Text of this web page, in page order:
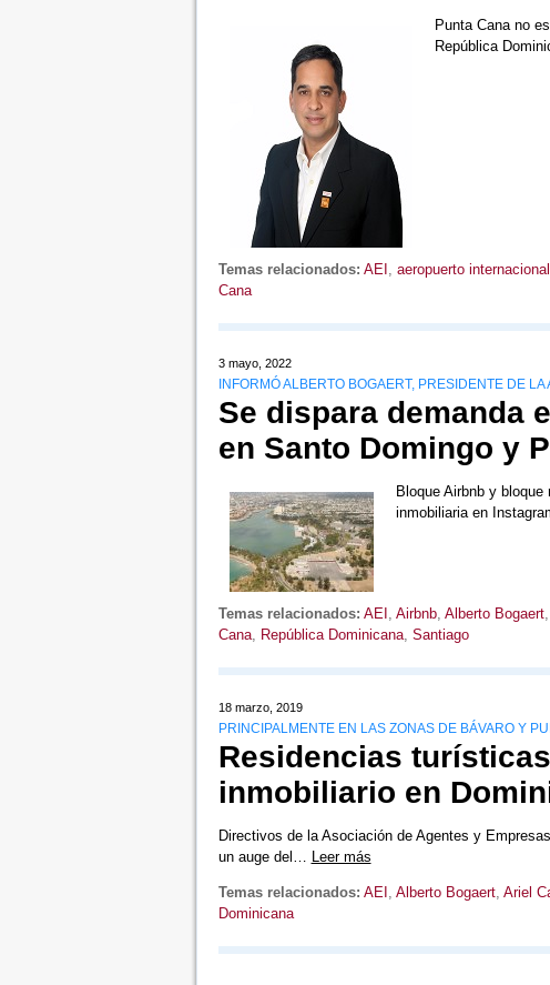
Punta Cana no
República
Temas relacionados: AEI , aeropuerto
Cana
3 mayo, 2022
INFORMÓ ALBERTO BOGAERT, PRESIDENTE DE
Se dispara demanda
en Santo Domingo y
Bloque Airbnb y
inmobiliaria en
Temas relacionados: AEI , Airbnb, Alberto Bogaert,
Cana, República Dominicana, Santiago
18 marzo, 2019
PRINCIPALMENTE EN LAS ZONAS DE BÁVARO Y
Residencias
inmobiliario en
Directivos de la Asociación de Agentes y
un auge del… Leer más
Temas relacionados: AEI , Alberto Bogaert, Ariel
Dominicana